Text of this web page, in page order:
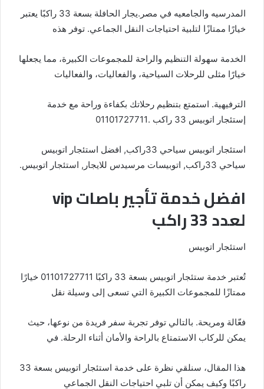
المدرسيه والجامعيه في مصر.يجار الحافلة بسعة 33 راكبًا يعتبر
خيارًا ممتازًا لتلبية احتياجات النقل الجماعي. توفر هذه
الخدمة سهولة التنظيم والراحة للمجموعات الكبيرة، مما يجعلها
خيارًا مثلى للرحلات السياحية، والفعاليات، والفعاليات
الترفيهية. استمتع بتنظيم رحلاتك بكفاءة وراحة مع خدمة
إستئجار اتوبيس 33 راكب .01101727711
استئجار اتوبيس سياحي 33راكب, افضل استئجار اتوبيس
سياحي 33راكب, اتوبيسات مرسيدس للايجار, استئجار اتوبيس.
افضل خدمة تأجير باصات vip
لعدد 33 راكب
استئجار اتوبيس
تُعتبر خدمة ستئجار اتوبيس بسعة 33 راكبًا 01101727711 خيارًا
ممتازًا للمجموعات الكبيرة التي تسعى إلى وسيلة نقل
فعّالة ومريحة. بالتالي توفر تجربة سفر فريدة من نوعها، حيث
يمكن للركاب الاستمتاع بالراحة والأمان أثناء الرحلة. في
هذا المقال، سنلقي نظرة على خدمة استئجار اتوبيس بسعة 33
راكبًا وكيف يمكن أن تلبي احتياجات النقل الجماعي